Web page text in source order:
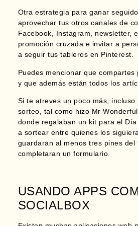
Otra estrategia para ganar
aprovechar tus otros canales de
Facebook, Instagram, newsletter,
promoción cruzada e invitar a
a seguir tus tableros en Pinterest.
Puedes mencionar que compartes
y que además están todos los
Si te atreves un poco más, incluso
sorteo, tal como hizo Mr
donde regalaban un kit para el
a sortear entre quienes los
guardaran al menos tres pines del
completaran un formulario.
USANDO APPS
SOCIALBOX